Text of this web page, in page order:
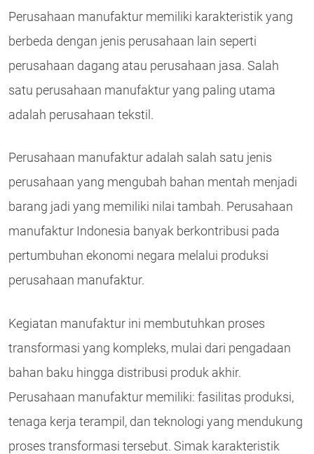
Perusahaan manufaktur memiliki karakteristik yang
berbeda dengan jenis perusahaan lain seperti
perusahaan dagang atau perusahaan jasa. Salah
satu perusahaan manufaktur yang paling utama
adalah perusahaan tekstil.
Perusahaan manufaktur adalah salah satu jenis
perusahaan yang mengubah bahan mentah menjadi
barang jadi yang memiliki nilai tambah. Perusahaan
manufaktur Indonesia banyak berkontribusi pada
pertumbuhan ekonomi negara melalui produksi
perusahaan manufaktur.
Kegiatan manufaktur ini membutuhkan proses
transformasi yang kompleks, mulai dari pengadaan
bahan baku hingga distribusi produk akhir.
Perusahaan manufaktur memiliki: fasilitas produksi,
tenaga kerja terampil, dan teknologi yang mendukung
proses transformasi tersebut. Simak karakteristik